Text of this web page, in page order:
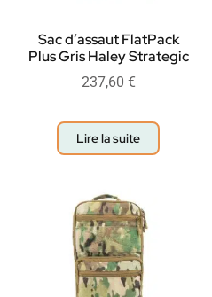
Sac d’assaut FlatPack
Plus Gris Haley Strategic
237,60 €
Lire la suite